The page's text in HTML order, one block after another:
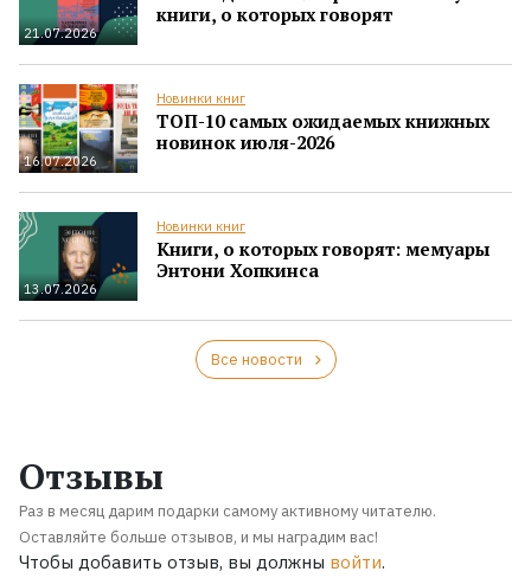
21.07.2026
книги, о которых говорят
16.07.2026
Новинки книг
ТОП-10 самых ожидаемых книжных
новинок июля-2026
13.07.2026
Новинки книг
Книги, о которых говорят: мемуары
Энтони Хопкинса
Все новости
Отзывы
Раз в месяц дарим подарки самому активному читателю.
Оставляйте больше отзывов, и мы наградим вас!
Чтобы добавить отзыв, вы должны войти.